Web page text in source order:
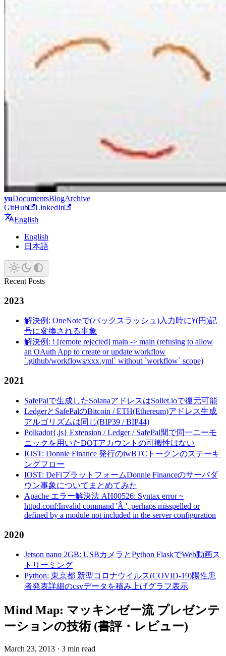
yuDocumentsBlogArchive
GitHub
LinkedIn
English
English
日本語
Recent Posts
2023
解決例: OneNoteで(バックスラッシュ)入力時に¥(円)記
号に変換される事象
解決例: ! [remote rejected] main -> main (refusing to allow
an OAuth App to create or update workflow
`.github/workflows/xxx.yml` without `workflow` scope)
2021
SafePalで生成したSolanaアドレスはSollet.ioで復元可能
LedgerとSafePalのBitcoin / ETH(Ethereum)アドレス生成
アルゴリズムは同じ(BIP39 / BIP44)
Polkadot{.js} Extension / Ledger / SafePal間で同一ニーモ
ニックを用いたDOTアカウントの可搬性はない
IOST: Donnie Finance 発行のiwBTCトークンのステーキ
ングフロー
IOST: DeFiプラットフォームDonnie Financeのサーバダ
ウン事象についてまとめてみた
Apache エラー解決法 AH00526: Syntax error ~
httpd.conf:Invalid command 'Â ', perhaps misspelled or
defined by a module not included in the server configuration
2020
Jetson nano 2GB: USBカメラとPython FlaskでWeb動画ス
トリーミング
Python: 東京都 新型コロナウイルス(COVID-19)陽性患
者発表詳細のcsvデータを積み上げグラフ表示
Mind Map: マッキンゼー流 プレゼンテ
ーションの技術 (書評・レビュー)
March 23, 2013 · 3 min read